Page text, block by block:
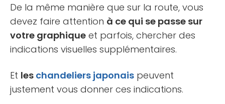
De la même manière que sur la route, vous
devez faire attention à ce qui se passe sur
votre graphique et parfois, chercher des
indications visuelles supplémentaires.
Et les chandeliers japonais peuvent
justement vous donner ces indications.